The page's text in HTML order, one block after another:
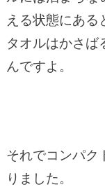
える状態にある
タオルはかさば
んですよ。
それでコンパク
りました。